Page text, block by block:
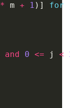
* m + 1 )] for
and 0 <= j <